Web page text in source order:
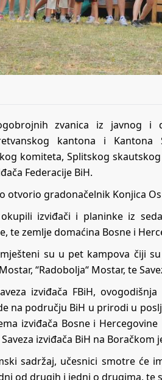
zvanica iz javnog i
kantona i
komiteta, Splitskog
Federacije BiH.
otvorio gradonačelnik Konjica
izviđači i planinke iz
te zemlje domaćina Bosne i
su u pet kampova čiji
“Radobolja“ Mostar, te
izviđača FBiH,
na području BiH u prirodi u
izviđača Bosne i
izviđača BiH na Boračkom
sadržaj, učesnici smotre će
od drugih i jedni o drugima, te